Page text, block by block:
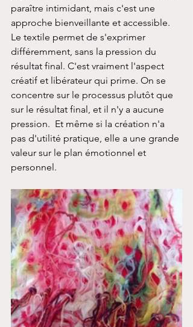
paraître intimidant, mais c'est une
approche bienveillante et accessible.
Le textile permet de s'exprimer
différemment, sans la pression du
résultat final. C'est vraiment l'aspect
créatif et libérateur qui prime. On se
concentre sur le processus plutôt que
sur le résultat final, et il n'y a aucune
pression.  Et même si la création n'a
pas d'utilité pratique, elle a une grande
valeur sur le plan émotionnel et
personnel.